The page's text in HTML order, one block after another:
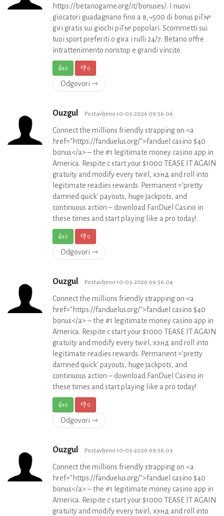
https://betanogame.org/it/bonuses/. I nuovi
giocatori guadagnano fino a в‚¬500 di bonus piГ№
giri gratis sui giochi piГ№ popolari. Scommetti sui
tuoi sport preferiti o gira i rulli 24/7. Betano offre
intrattenimento nonstop e grandi vincite.
👍0 👎0
Odgovori ⇾
Ouzgul Postavljeno 10-03-2026 09:56:06
Connect the millions friendly strapping on <a
href="https://fanduelus.org/">fanduel casino $40
bonus</a> – the #1 legitimate money casino app in
America. Respite c start your $1000 TEASE IT AGAIN
gratuity and modify every twirl, хэнд and roll into
legitimate readies rewards. Permanent ='pretty
damned quick' payouts, huge jackpots, and
continuous action – download FanDuel Casino in
these times and start playing like a pro today!
👍0 👎0
Odgovori ⇾
Ouzgul Postavljeno 10-03-2026 09:56:04
Connect the millions friendly strapping on <a
href="https://fanduelus.org/">fanduel casino $40
bonus</a> – the #1 legitimate money casino app in
America. Respite c start your $1000 TEASE IT AGAIN
gratuity and modify every twirl, хэнд and roll into
legitimate readies rewards. Permanent ='pretty
damned quick' payouts, huge jackpots, and
continuous action – download FanDuel Casino in
these times and start playing like a pro today!
👍0 👎0
Odgovori ⇾
Ouzgul Postavljeno 10-03-2026 09:56:03
Connect the millions friendly strapping on <a
href="https://fanduelus.org/">fanduel casino $40
bonus</a> – the #1 legitimate money casino app in
America. Respite c start your $1000 TEASE IT AGAIN
gratuity and modify every twirl, хэнд and roll into